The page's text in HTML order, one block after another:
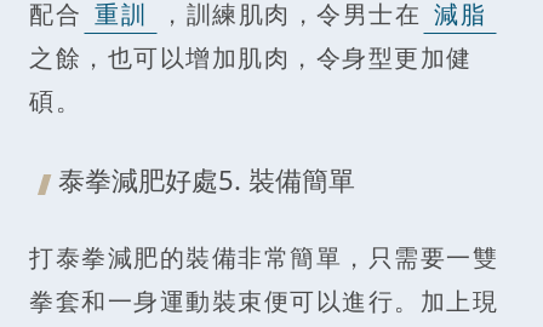
配合 重訓 ，訓練肌肉，令男士在 減脂
之餘，也可以增加肌肉，令身型更加健
碩。
泰拳減肥好處5. 裝備簡單
打泰拳減肥的裝備非常簡單，只需要一雙
拳套和一身運動裝束便可以進行。加上現